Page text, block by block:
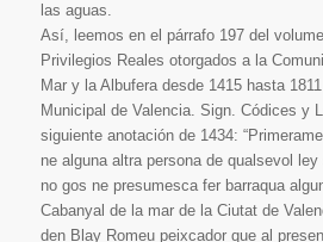
las aguas.
Así, leemos en el párrafo 197 del
Privilegios Reales otorgados a la
Mar y la Albufera desde 1415 hasta
Municipal de Valencia. Sign. Códices y
siguiente anotación de 1434:
ne alguna altra persona de qualsevol
no gos ne presumesca fer barraqua
Cabanyal de la mar de la Ciutat de
den Blay Romeu peixcador que al